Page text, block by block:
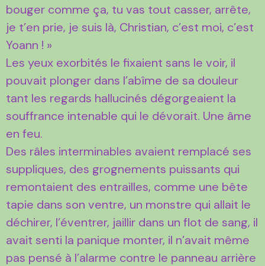
bouger comme ça, tu vas tout casser, arrête,
je t’en prie, je suis là, Christian, c’est moi, c’est
Yoann ! »
Les yeux exorbités le fixaient sans le voir, il
pouvait plonger dans l’abîme de sa douleur
tant les regards hallucinés dégorgeaient la
souffrance intenable qui le dévorait. Une âme
en feu.
Des râles interminables avaient remplacé ses
suppliques, des grognements puissants qui
remontaient des entrailles, comme une bête
tapie dans son ventre, un monstre qui allait le
déchirer, l’éventrer, jaillir dans un flot de sang, il
avait senti la panique monter, il n’avait même
pas pensé à l’alarme contre le panneau arrière